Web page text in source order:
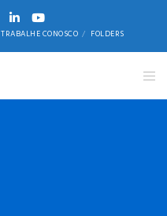
TRABALHE CONOSCO FOLDERS